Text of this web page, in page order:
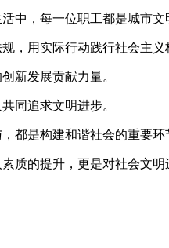
中，每一位职工都是城市文
用实际行动践行社会主义
新发展贡献力量。
同追求文明进步。
都是构建和谐社会的重要环
质的提升，更是对社会文明